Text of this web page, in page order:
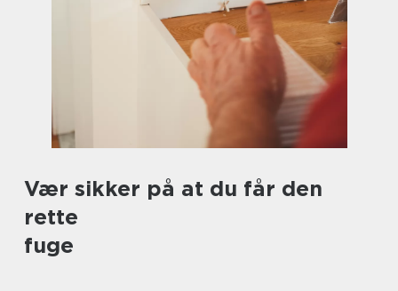
Vær sikker på at du får den
rette
fuge